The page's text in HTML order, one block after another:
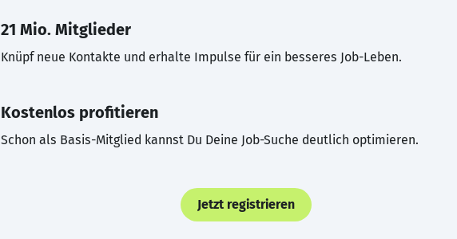
21 Mio. Mitglieder
Knüpf neue Kontakte und erhalte Impulse für ein besseres Job-Leben.
Kostenlos profitieren
Schon als Basis-Mitglied kannst Du Deine Job-Suche deutlich optimieren.
Jetzt registrieren